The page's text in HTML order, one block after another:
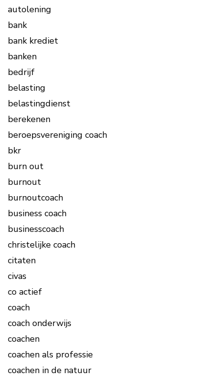
autolening
bank
bank krediet
banken
bedrijf
belasting
belastingdienst
berekenen
beroepsvereniging coach
bkr
burn out
burnout
burnoutcoach
business coach
businesscoach
christelijke coach
citaten
civas
co actief
coach
coach onderwijs
coachen
coachen als professie
coachen in de natuur